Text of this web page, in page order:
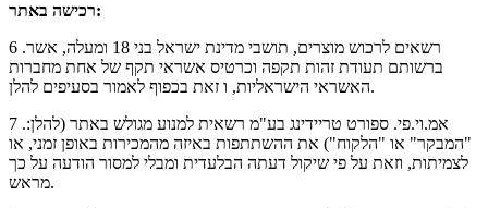
רכישה באתר:
6 .רשאים לרכוש מוצרים, תושבי מדינת ישראל בני 18 ומעלה, אשר
ברשותם תעודת זהות תקפה וכרטיס אשראי תקף של אחת מחברות
האשראי הישראליות, ו זאת בכפוף לאמור בסעיפים להלן.
7 .אמ.וי.פי. ספורט טריידינג בע"מ רשאית למנוע מגולש באתר (להלן:
"המבקר" או "הלקוח") את ההשתתפות באיזה מהמכירות באופן זמני, או
לצמיתות, וזאת על פי שיקול דעתה הבלעדית ומבלי למסור הודעה על כך
מראש.